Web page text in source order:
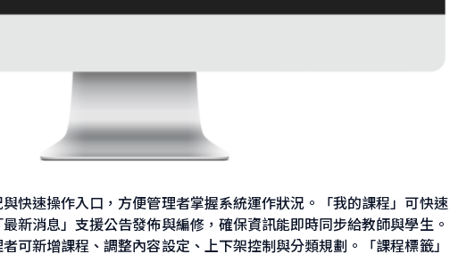
快速操作入口，方便管理者掌握系統運作狀況。「我的課程」可快速
新消息」支援公告發佈與編修，確保資訊能即時同步給教師與學生。
可新增課程、調整內容設定、上下架控制與分類規劃。「課程標籤」